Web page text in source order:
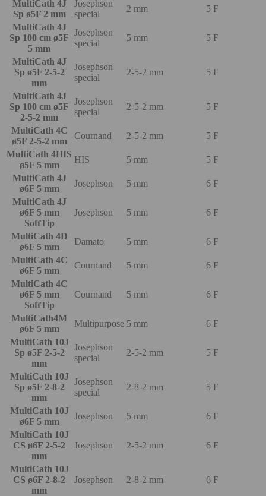
MultiCath 4J
Sp ø5F 2 mm
Josephson
special
2 mm
5 F
MultiCath 4J
Sp 100 cm ø5F
5 mm
Josephson
special
5 mm 5 F
MultiCath 4J
Sp ø5F 2-5-2
mm
Josephson
special
2-5-2 mm 5 F
MultiCath 4J
Sp 100 cm ø5F
2-5-2 mm
Josephson
special
2-5-2 mm 5 F
MultiCath 4C
ø5F 2-5-2 mm
Cournand 2-5-2 mm
5 F
MultiCath 4HIS
ø5F 5 mm
HIS 5 mm
5 F
MultiCath 4J
ø6F 5 mm
Josephson 5 mm
6 F
MultiCath 4J
ø6F 5 mm
SoftTip
Josephson 5 mm 6 F
MultiCath 4D
ø6F 5 mm
Damato 5 mm
6 F
MultiCath 4C
ø6F 5 mm
Cournand 5 mm
6 F
MultiCath 4C
ø6F 5 mm
SoftTip
Cournand 5 mm 6 F
MultiCath4M
ø6F 5 mm
Multipurpose 5 mm
6 F
MultiCath 10J
Sp ø5F 2-5-2
mm
Josephson
special
2-5-2 mm 5 F
MultiCath 10J
Sp ø5F 2-8-2
mm
Josephson
special
2-8-2 mm 5 F
MultiCath 10J
ø6F 5 mm
Josephson 5 mm
6 F
MultiCath 10J
CS ø6F 2-5-2
mm
Josephson 2-5-2 mm 6 F
MultiCath 10J
CS ø6F 2-8-2
mm
Josephson 2-8-2 mm 6 F